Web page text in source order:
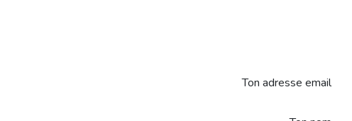
Ton adresse email